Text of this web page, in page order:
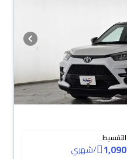
التقسيط
1,090
/شهري